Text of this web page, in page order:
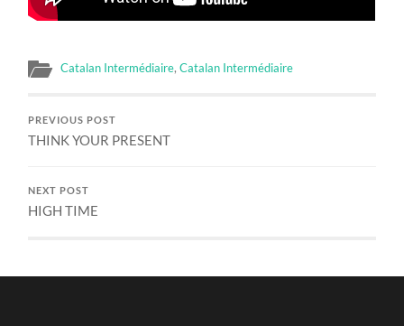
Catalan Intermédiaire,Catalan Intermédiaire
PREVIOUS POST
THINK YOUR PRESENT
NEXT POST
HIGH TIME